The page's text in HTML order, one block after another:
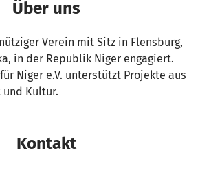
Über uns
Verein mit Sitz in Flensburg,
in der Republik Niger engagiert.
Niger e.V. unterstützt Projekte aus
und Kultur.
Kontakt